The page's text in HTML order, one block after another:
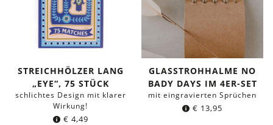
STREICHHÖLZER LANG
„EYE“, 75 STÜCK
schlichtes Design mit klarer
Wirkung!
€ 4,49
GLASSTROHHALME NO
BADY DAYS IM 4ER-SET
mit eingravierten Sprüchen
€ 13,95